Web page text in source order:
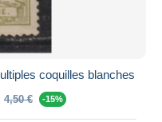
coquilles blanches
4,50 € -15%